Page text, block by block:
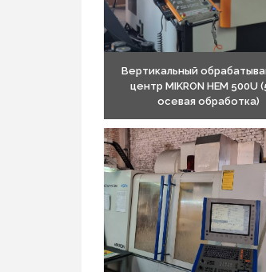
Вертикальный
центр MIKRON HEM 500U
осевая обработка)